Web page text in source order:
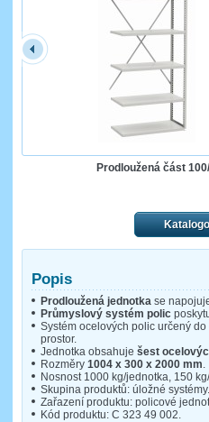
Prodloužená část
Popis
Prodloužená jednotka se
Průmyslový systém polic
Systém ocelových polic určený
prostor.
Jednotka obsahuje šest
Rozměry 1004 x 300 x 2000 mm.
Nosnost 1000 kg/jednotka, 150
Skupina produktů: úložné systémy.
Zařazení produktu: policové
Kód produktu: C 323 49 002.